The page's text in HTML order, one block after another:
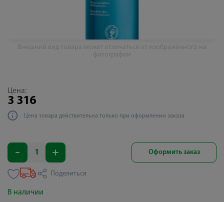
Внешний вид товара может отличаться от изображённого на
фотографии
Цена:
3 316
Цена товара действительна только при оформлении заказа
Оформить заказ
Поделиться
В наличии